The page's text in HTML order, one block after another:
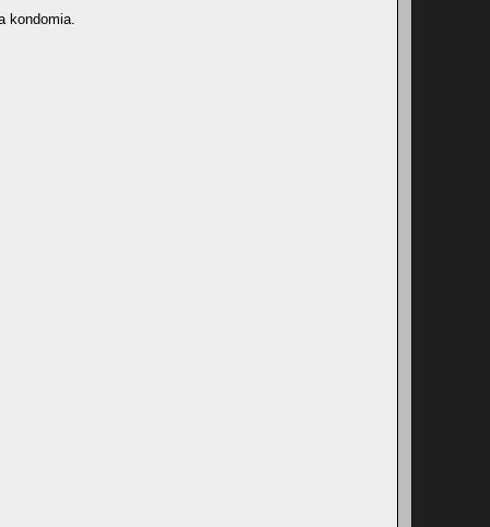
kondomia.